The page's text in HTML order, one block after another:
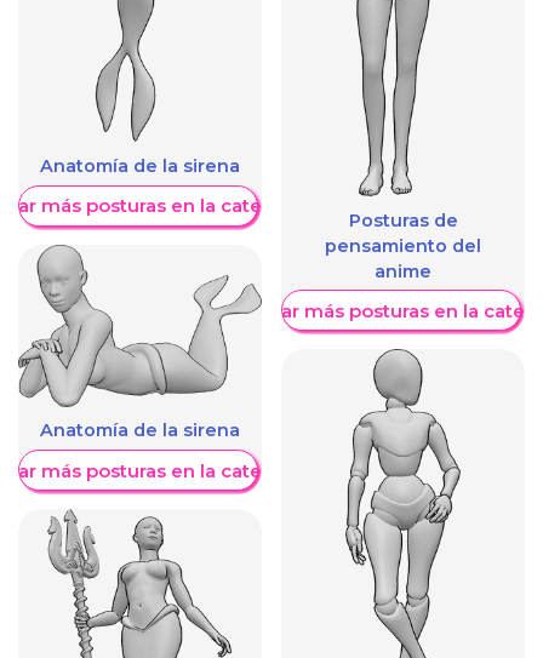
Anatomía de la sirena
más posturas en la categoría
Anatomía de la sirena
más posturas en la categoría
Posturas de
pensamiento del
anime
Mostrar más posturas en la